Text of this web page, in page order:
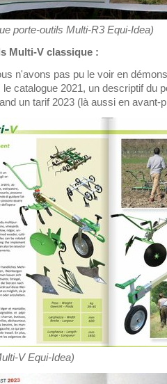
porte-outils Multi-R3 Equi-Idea)
Multi-V classique :
n'avons pas pu le voir en
le catalogue 2021, un descriptif du
un tarif 2023 (là aussi en avant-
V Equi-Idea)